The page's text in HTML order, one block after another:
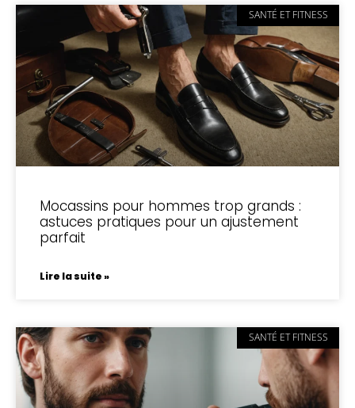
SANTÉ ET FITNESS
Mocassins pour hommes trop grands :
astuces pratiques pour un ajustement
parfait
Lire la suite »
SANTÉ ET FITNESS